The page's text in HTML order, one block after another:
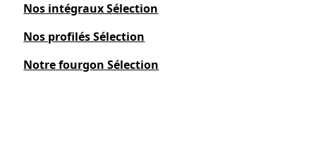
Nos intégraux Sélection
Nos profilés Sélection
Notre fourgon Sélection